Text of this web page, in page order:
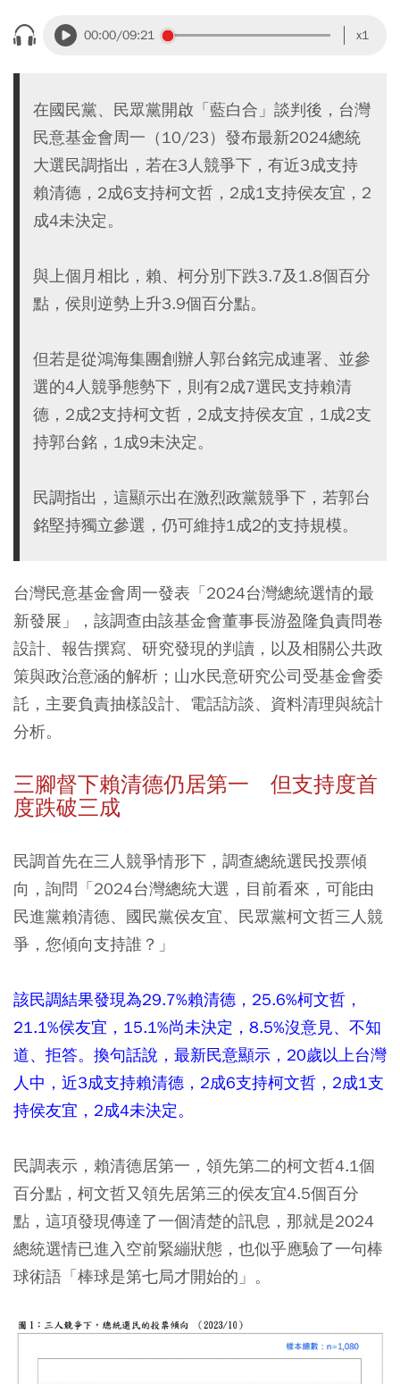
00:00/09:21 x1
在國民黨、民眾黨開啟「藍白合」談判後，台灣
民意基金會周一（10/23）發布最新2024總統
大選民調指出，若在3人競爭下，有近3成支持
賴清德，2成6支持柯文哲，2成1支持侯友宜，2
成4未決定。
與上個月相比，賴、柯分別下跌3.7及1.8個百分
點，侯則逆勢上升3.9個百分點。
但若是從鴻海集團創辦人郭台銘完成連署、並參
選的4人競爭態勢下，則有2成7選民支持賴清
德，2成2支持柯文哲，2成支持侯友宜，1成2支
持郭台銘，1成9未決定。
民調指出，這顯示出在激烈政黨競爭下，若郭台
銘堅持獨立參選，仍可維持1成2的支持規模。
台灣民意基金會周一發表「2024台灣總統選情的最
新發展」，該調查由該基金會董事長游盈隆負責問卷
設計、報告撰寫、研究發現的判讀，以及相關公共政
策與政治意涵的解析；山水民意研究公司受基金會委
託，主要負責抽樣設計、電話訪談、資料清理與統計
分析。
三腳督下賴清德仍居第一 但支持度首
度跌破三成
民調首先在三人競爭情形下，調查總統選民投票傾
向，詢問「2024台灣總統大選，目前看來，可能由
民進黨賴清德、國民黨侯友宜、民眾黨柯文哲三人競
爭，您傾向支持誰？」
該民調結果發現為29.7%賴清德，25.6%柯文哲，
21.1%侯友宜，15.1%尚未決定，8.5%沒意見、不知
道、拒答。換句話說，最新民意顯示，20歲以上台灣
人中，近3成支持賴清德，2成6支持柯文哲，2成1支
持侯友宜，2成4未決定。
民調表示，賴清德居第一，領先第二的柯文哲4.1個
百分點，柯文哲又領先居第三的侯友宜4.5個百分
點，這項發現傳達了一個清楚的訊息，那就是2024
總統選情已進入空前緊繃狀態，也似乎應驗了一句棒
球術語「棒球是第七局才開始的」。